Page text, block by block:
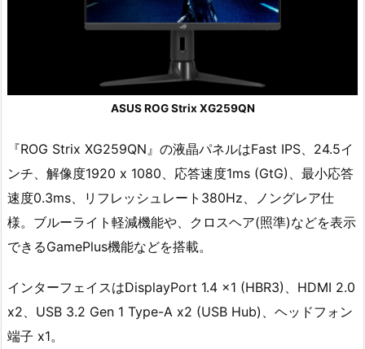
ASUS ROG Strix XG259QN
『ROG Strix XG259QN』の液晶パネルはFast IPS、24.5イ
ンチ、解像度1920 x 1080、応答速度1ms (GtG)、最小応答
速度0.3ms、リフレッシュレート380Hz、ノングレア仕
様。ブルーライト軽減機能や、クロスヘア(照準)などを表示
できるGamePlus機能などを搭載。
インターフェイスはDisplayPort 1.4 x1 (HBR3)、HDMI 2.0
x2、USB 3.2 Gen 1 Type-A x2 (USB Hub)、ヘッドフォン
端子 x1。